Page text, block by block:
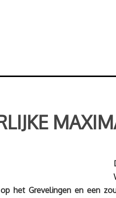
het Grevelingen en een